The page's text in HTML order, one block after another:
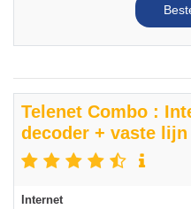
Telenet Combo :
decoder + vaste
Internet